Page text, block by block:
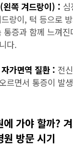
쪽 겨드랑이) :
랑이, 턱 등으로
통증과 함께 느껴
다.
가면역 질환 : 전
르면서 통증이 발
가야 할까?
방문 시기